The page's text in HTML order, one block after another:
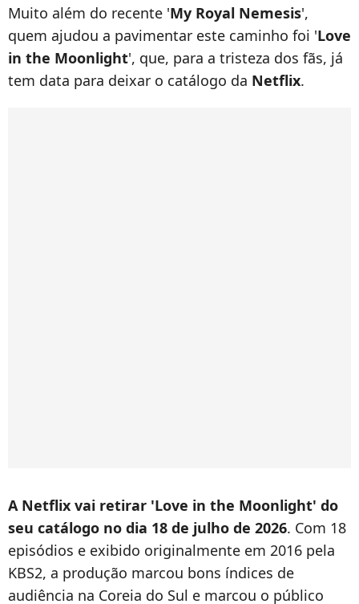
Muito além do recente 'My Royal Nemesis',
quem ajudou a pavimentar este caminho foi 'Love
in the Moonlight', que, para a tristeza dos fãs, já
tem data para deixar o catálogo da Netflix.
A Netflix vai retirar 'Love in the Moonlight' do
seu catálogo no dia 18 de julho de 2026. Com 18
episódios e exibido originalmente em 2016 pela
KBS2, a produção marcou bons índices de
audiência na Coreia do Sul e marcou o público